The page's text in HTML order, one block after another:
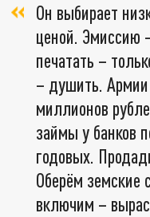
Он выбирает
ценой. Эмиссию
печатать –
– душить.
миллионов
займы у банков
годовых.
Оберём земские
включим –